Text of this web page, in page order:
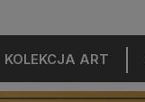
KOLEKCJA ART